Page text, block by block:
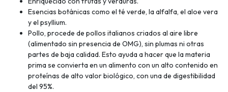
Esencias botánicas como el té verde, la alfalfa, el aloe vera
y el psyllium.
Pollo, procede de pollos italianos criados al aire libre
(alimentado sin presencia de OMG), sin plumas ni otras
partes de baja calidad. Esto ayuda a hacer que la materia
prima se convierta en un alimento con un alto contenido en
proteínas de alto valor biológico, con una de digestibilidad
del 95%.